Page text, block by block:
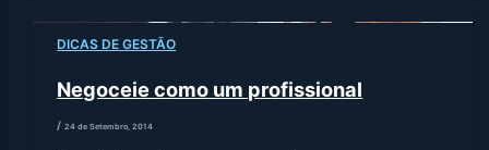
DICAS DE GESTÃO
Negoceie como um profissional
/24 de Setembro, 2014